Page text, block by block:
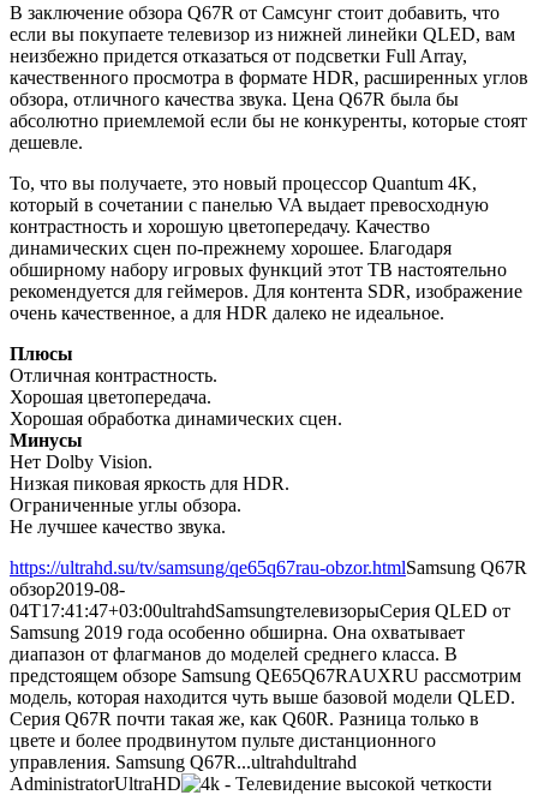
В заключение обзора Q67R от Самсунг стоит добавить, что
если вы покупаете телевизор из нижней линейки QLED, вам
неизбежно придется отказаться от подсветки Full Array,
качественного просмотра в формате HDR, расширенных углов
обзора, отличного качества звука. Цена Q67R была бы
абсолютно приемлемой если бы не конкуренты, которые стоят
дешевле.
То, что вы получаете, это новый процессор Quantum 4K,
который в сочетании с панелью VA выдает превосходную
контрастность и хорошую цветопередачу. Качество
динамических сцен по-прежнему хорошее. Благодаря
обширному набору игровых функций этот ТВ настоятельно
рекомендуется для геймеров. Для контента SDR, изображение
очень качественное, а для HDR далеко не идеальное.
Плюсы
Отличная контрастность.
Хорошая цветопередача.
Хорошая обработка динамических сцен.
Минусы
Нет Dolby Vision.
Низкая пиковая яркость для HDR.
Ограниченные углы обзора.
Не лучшее качество звука.
https://ultrahd.su/tv/samsung/qe65q67rau-obzor.htmlSamsung Q67R
обзор2019-08-
04T17:41:47+03:00ultrahdSamsungтелевизорыСерия QLED от
Samsung 2019 года особенно обширна. Она охватывает
диапазон от флагманов до моделей среднего класса. В
предстоящем обзоре Samsung QE65Q67RAUXRU рассмотрим
модель, которая находится чуть выше базовой модели QLED.
Серия Q67R почти такая же, как Q60R. Разница только в
цвете и более продвинутом пульте дистанционного
управления. Samsung Q67R...ultrahdultrahd
AdministratorUltraHD